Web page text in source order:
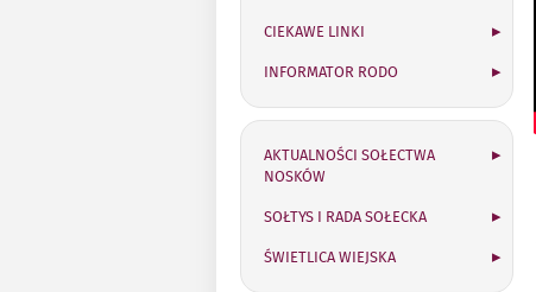
CIEKAWE LINKI
INFORMATOR RODO
Sołectwo Nosków
AKTUALNOŚCI SOŁECTWA
NOSKÓW
SOŁTYS I RADA SOŁECKA
ŚWIETLICA WIEJSKA